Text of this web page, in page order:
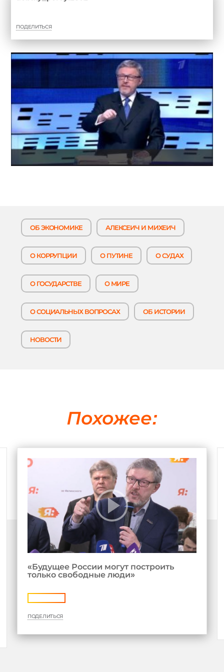
ПОДЕЛИТЬСЯ
ОБ ЭКОНОМИКЕ АЛЕКСЕИЧ И МИХЕИЧ
О КОРРУПЦИИ О ПУТИНЕ О СУДАХ
О ГОСУДАРСТВЕ О МИРЕ
О СОЦИАЛЬНЫХ ВОПРОСАХ ОБ ИСТОРИИ
НОВОСТИ
Похожее:
«Будущее России могут построить
только свободные люди»
ПОДЕЛИТЬСЯ